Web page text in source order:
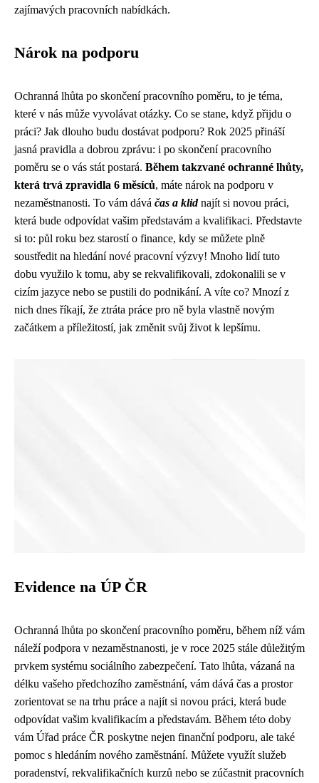
zajímavých pracovních nabídkách.
Nárok na podporu
Ochranná lhůta po skončení pracovního poměru, to je téma,
které v nás může vyvolávat otázky. Co se stane, když přijdu o
práci? Jak dlouho budu dostávat podporu? Rok 2025 přináší
jasná pravidla a dobrou zprávu: i po skončení pracovního
poměru se o vás stát postará. Během takzvané ochranné lhůty,
která trvá zpravidla 6 měsíců, máte nárok na podporu v
nezaměstnanosti. To vám dává čas a klidnajít si novou práci,
která bude odpovídat vašim představám a kvalifikaci. Představte
si to: půl roku bez starostí o finance, kdy se můžete plně
soustředit na hledání nové pracovní výzvy! Mnoho lidí tuto
dobu využilo k tomu, aby se rekvalifikovali, zdokonalili se v
cizím jazyce nebo se pustili do podnikání. A víte co? Mnozí z
nich dnes říkají, že ztráta práce pro ně byla vlastně novým
začátkem a příležitostí, jak změnit svůj život k lepšímu.
Evidence na ÚP ČR
Ochranná lhůta po skončení pracovního poměru, během níž vám
náleží podpora v nezaměstnanosti, je v roce 2025 stále důležitým
prvkem systému sociálního zabezpečení. Tato lhůta, vázaná na
délku vašeho předchozího zaměstnání, vám dává čas a prostor
zorientovat se na trhu práce a najít si novou práci, která bude
odpovídat vašim kvalifikacím a představám. Během této doby
vám Úřad práce ČR poskytne nejen finanční podporu, ale také
pomoc s hledáním nového zaměstnání. Můžete využít služeb
poradenství, rekvalifikačních kurzů nebo se zúčastnit pracovních